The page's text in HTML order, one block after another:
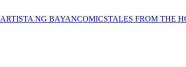
ARTISTA NG BAYANCOMICSTALES FROM THE